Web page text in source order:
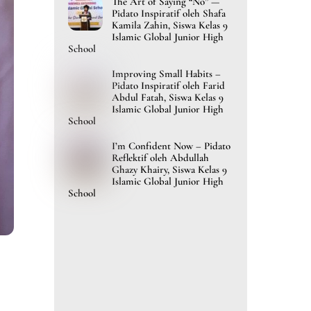
Pidato Inspiratif oleh Shafa
Kamila Zahin, Siswa Kelas 9
Islamic Global Junior High
School
Improving Small Habits –
Pidato Inspiratif oleh Farid
Abdul Fatah, Siswa Kelas 9
Islamic Global Junior High
School
I’m Confident Now – Pidato
Reflektif oleh Abdullah
Ghazy Khairy, Siswa Kelas 9
Islamic Global Junior High
School